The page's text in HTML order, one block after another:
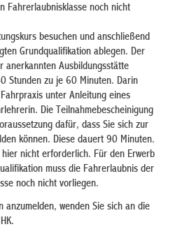
Fahrerlaubnisklasse noch nicht
besuchen und anschließend
Grundqualifikation ablegen. Der
anerkannten Ausbildungsstätte
Stunden zu je 60 Minuten. Darin
unter Anleitung eines
Die Teilnahmebescheinigung
ssetzung dafür, dass Sie sich zur
können. Diese dauert 90 Minuten.
nicht erforderlich. Für den Erwerb
muss die Fahrerlaubnis der
noch nicht vorliegen.
anzumelden, wenden Sie sich an die